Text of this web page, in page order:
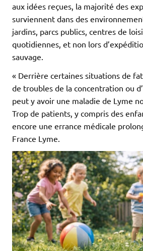
aux idées reçues, la majorité des
surviennent dans des
jardins, parcs publics, centres de
quotidiennes, et non lors
sauvage.
« Derrière certaines situations de
de troubles de la concentration ou
peut y avoir une maladie de Lyme
Trop de patients, y compris des
encore une errance médicale
France Lyme.